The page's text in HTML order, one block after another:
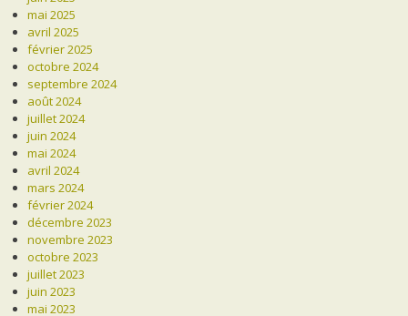
mai 2025
avril 2025
février 2025
octobre 2024
septembre 2024
août 2024
juillet 2024
juin 2024
mai 2024
avril 2024
mars 2024
février 2024
décembre 2023
novembre 2023
octobre 2023
juillet 2023
juin 2023
mai 2023